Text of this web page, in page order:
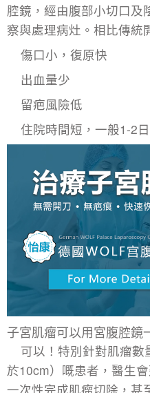
腔鏡，經由腹部小切口及
察與處理病灶。相比傳統
傷口小，復原快
出血量少
留疤風險低
住院時間短，一般1-2
子宮肌瘤可以用宮腹腔鏡
可以！特別針對肌瘤
於10cm）嘅患者，醫生
一次性完成肌瘤切除，甚